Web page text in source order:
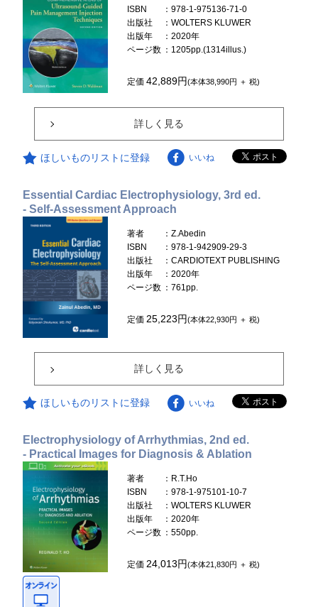
ISBN
：978-1-975136-71-0
出版社
：WOLTERS KLUWER
出版年
：2020年
ページ数 ：1205pp.(1314illus.)
定価42,889円(本体38,990円 ＋ 税)
詳しく見る
ほしいものリストに登録 いいね
Essential Cardiac Electrophysiology, 3rd ed.
- Self-Assessment Approach
著者
：Z.Abedin
ISBN
：978-1-942909-29-3
出版社
：CARDIOTEXT PUBLISHING
出版年
：2020年
ページ数 ：761pp.
定価 25,223円(本体22,930円 ＋ 税)
詳しく見る
ほしいものリストに登録 いいね
Electrophysiology of Arrhythmias, 2nd ed.
- Practical Images for Diagnosis & Ablation
著者
：R.T.Ho
ISBN
：978-1-975101-10-7
出版社
：WOLTERS KLUWER
出版年
：2020年
ページ数 ：550pp.
定価24,013円(本体21,830円 ＋ 税)